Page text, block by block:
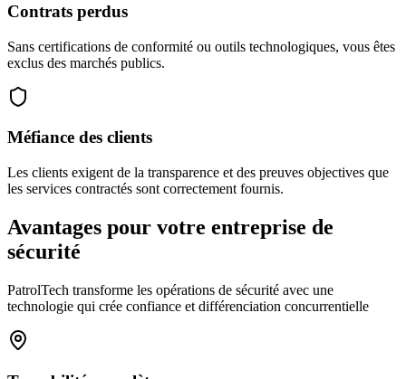
Contrats perdus
Sans certifications de conformité ou outils technologiques, vous êtes
exclus des marchés publics.
Méfiance des clients
Les clients exigent de la transparence et des preuves objectives que
les services contractés sont correctement fournis.
Avantages pour votre entreprise de
sécurité
PatrolTech transforme les opérations de sécurité avec une
technologie qui crée confiance et différenciation concurrentielle